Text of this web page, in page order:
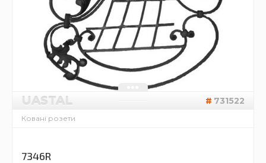
UASTAL 731522
Ковані розети
7346R